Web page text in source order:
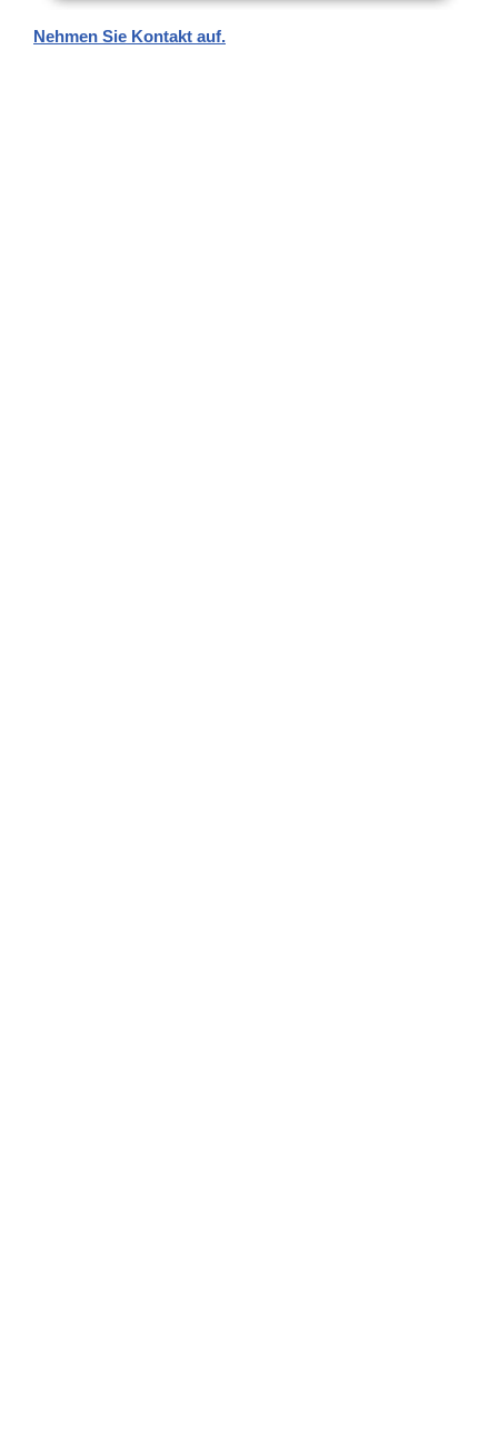
Nehmen Sie Kontakt auf.